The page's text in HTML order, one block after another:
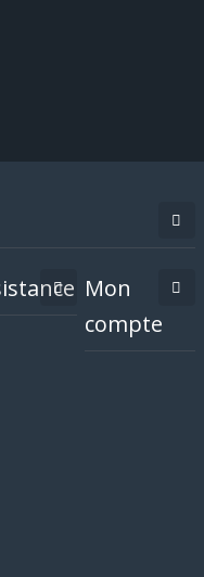
Mon
compte